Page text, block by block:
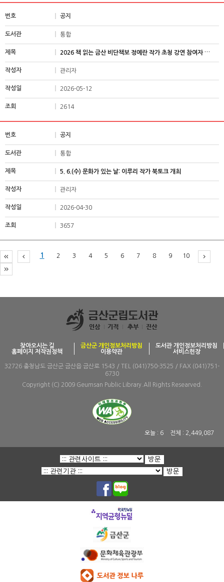
공지
통합
2026 책 읽는 금산 비단책보 정예란 작가 초청 강연 참여자 모집
관리자
2026-05-12
2614
공지
통합
5. 6.(수) 문화가 있는 날: 이루리 작가 북토크 개최
관리자
2026-04-30
3657
1 2 3 4 5 6 7 8 9 10
찾아오시는 길 금산군 개인정보처리방침
도서관 개인정보처리방침
홈페이지 저작권정책
이용약관 서비스헌장
32726 충청남도 금산군 금산읍 금산로 1543 / TEL (041)750-3525 / FAX (041)751-
6730
Copyright (C) 2009 Geumsan Public Library.All Rights Researved.
오늘 : 6 전체 : 2,449,087